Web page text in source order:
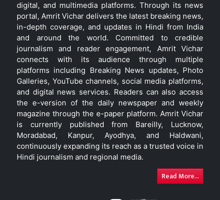
digital, and multimedia platforms. Through its news
portal, Amrit Vichar delivers the latest breaking news,
in-depth coverage, and updates in Hindi from India
and around the world. Committed to credible
journalism and reader engagement, Amrit Vichar
connects with its audience through multiple
platforms including Breaking News updates, Photo
Galleries, YouTube channels, social media platforms,
and digital news services. Readers can also access
the e-version of the daily newspaper and weekly
magazine through the e-paper platform. Amrit Vichar
is currently published from Bareilly, Lucknow,
Moradabad, Kanpur, Ayodhya, and Haldwani,
continuously expanding its reach as a trusted voice in
Hindi journalism and regional media.
Read More...